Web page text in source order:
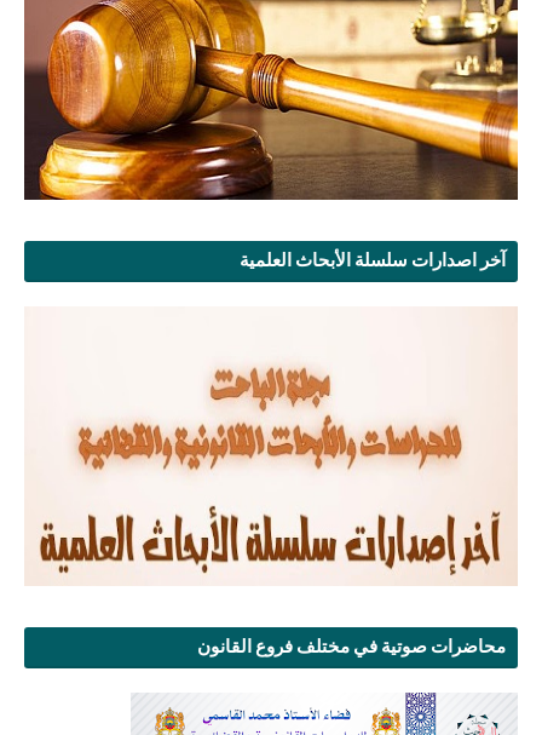
آخر اصدارات سلسلة الأبحاث العلمية
محاضرات صوتية في مختلف فروع القانون